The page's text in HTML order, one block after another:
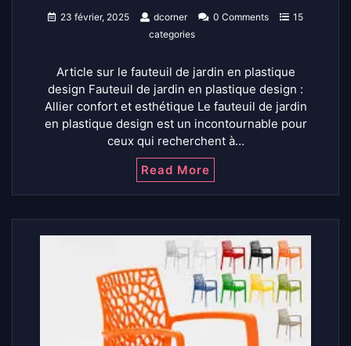
23 février, 2025 dcorner 0 Comments
15
categories
Article sur le fauteuil de jardin en plastique
design Fauteuil de jardin en plastique design :
Allier confort et esthétique Le fauteuil de jardin
en plastique design est un incontournable pour
ceux qui recherchent à…
Read More